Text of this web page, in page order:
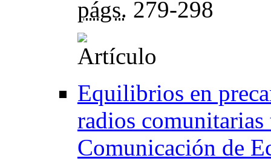
págs. 279-298
Equilibrios en
radios
Comunicación de